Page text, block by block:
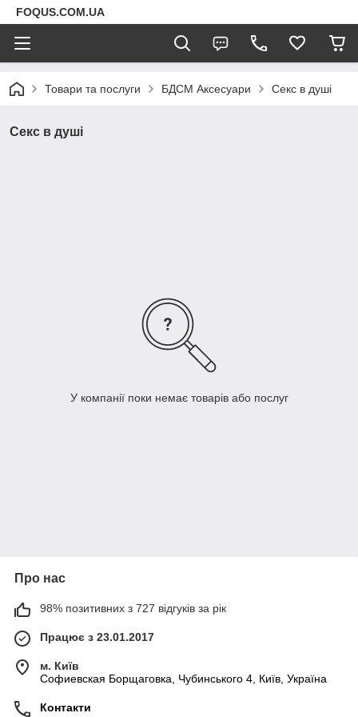
FOQUS.COM.UA
Товари та послуги БДСМ Аксесуари Секс в душі
Секс в душі
У компанії поки немає товарів або послуг
Про нас
98% позитивних з 727 відгуків за рік
Працює з 23.01.2017
м. Київ
Софиевская Борщаговка, Чубинського 4, Київ, Україна
Контакти